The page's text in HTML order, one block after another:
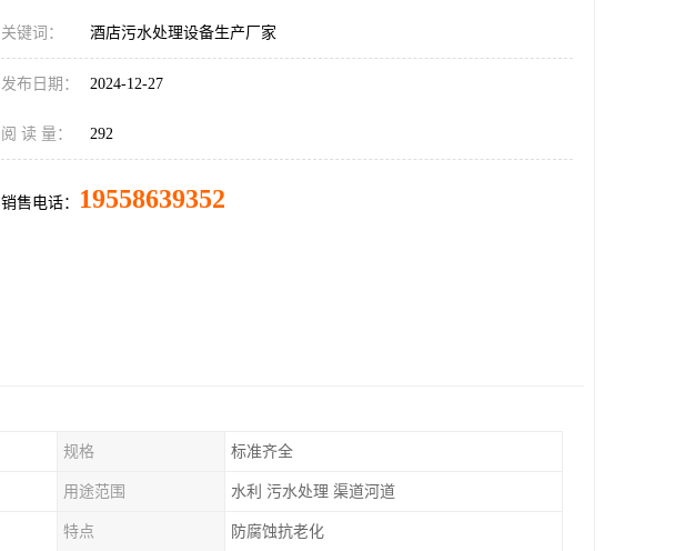
关键词： 酒店污水处理设备生产厂家
发布日期： 2024-12-27
阅 读 量： 292
销售电话： 19558639352
规格 标准齐全
用途范围 水利 污水处理 渠道河道
特点 防腐蚀抗老化